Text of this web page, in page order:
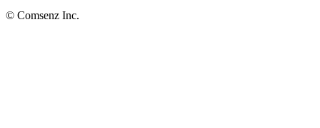
© Comsenz Inc.